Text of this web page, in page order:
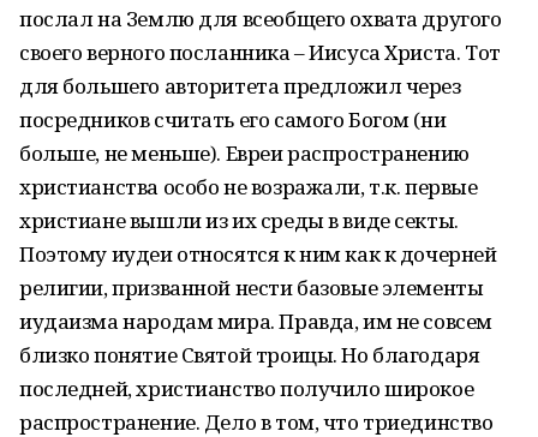
послал на Землю для всеобщего охвата другого
своего верного посланника – Иисуса Христа. Тот
для большего авторитета предложил через
посредников считать его самого Богом (ни
больше, не меньше). Евреи распространению
христианства особо не возражали, т.к. первые
христиане вышли из их среды в виде секты.
Поэтому иудеи относятся к ним как к дочерней
религии, призванной нести базовые элементы
иудаизма народам мира. Правда, им не совсем
близко понятие Святой троицы. Но благодаря
последней, христианство получило широкое
распространение. Дело в том, что триединство